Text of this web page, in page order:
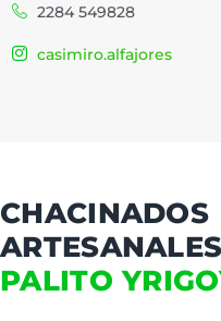
2284 549828
casimiro.alfajores
CHACINADOS
PALITO